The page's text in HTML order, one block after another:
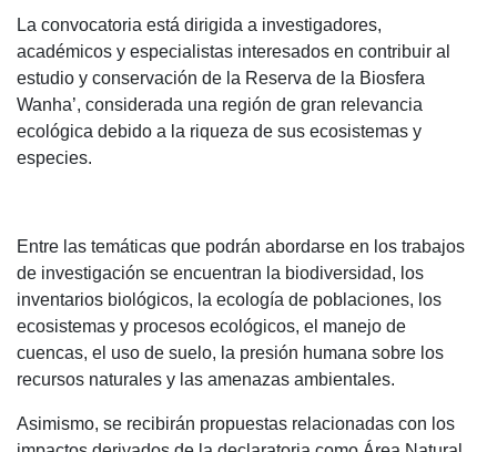
La convocatoria está dirigida a investigadores,
académicos y especialistas interesados en contribuir al
estudio y conservación de la Reserva de la Biosfera
Wanha’, considerada una región de gran relevancia
ecológica debido a la riqueza de sus ecosistemas y
especies.
Entre las temáticas que podrán abordarse en los trabajos
de investigación se encuentran la biodiversidad, los
inventarios biológicos, la ecología de poblaciones, los
ecosistemas y procesos ecológicos, el manejo de
cuencas, el uso de suelo, la presión humana sobre los
recursos naturales y las amenazas ambientales.
Asimismo, se recibirán propuestas relacionadas con los